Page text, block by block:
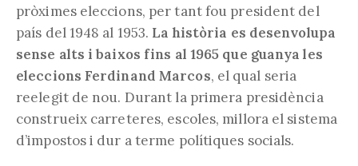
pròximes eleccions, per tant fou president del
país del 1948 al 1953. La història es desenvolupa
sense alts i baixos fins al 1965 que guanya les
eleccions Ferdinand Marcos, el qual seria
reelegit de nou. Durant la primera presidència
construeix carreteres, escoles, millora el sistema
d’impostos i dur a terme polítiques socials.